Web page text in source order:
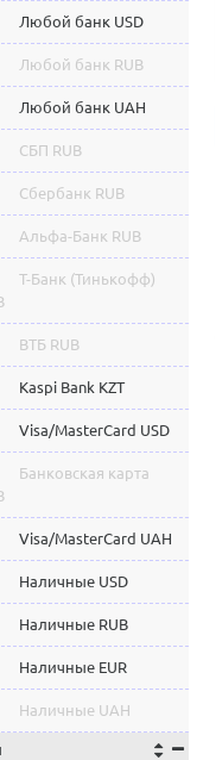
Любой банк USD
Любой банк RUB
Любой банк UAH
СБП RUB
Сбербанк RUB
Альфа-Банк RUB
Т-Банк (Тинькофф)
ВТБ RUB
Kaspi Bank KZT
Visa/MasterCard USD
Банковская карта
Visa/MasterCard UAH
Наличные USD
Наличные RUB
Наличные EUR
Наличные UAH